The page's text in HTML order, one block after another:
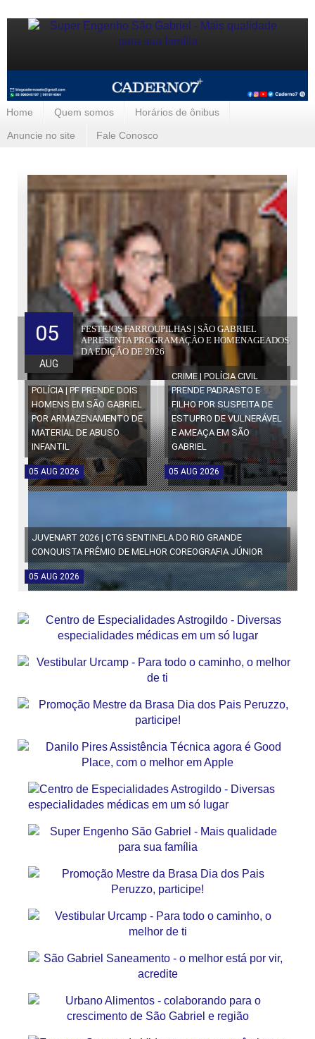
Home Quem somos Horários de ônibus
Anuncie no site Fale Conosco
FESTEJOS FARROUPILHAS | SÃO GABRIEL
APRESENTA PROGRAMAÇÃO E HOMENAGEADOS
DA EDIÇÃO DE 2026
05
AUG
POLÍCIA | PF PRENDE DOIS
HOMENS EM SÃO GABRIEL
POR ARMAZENAMENTO DE
MATERIAL DE ABUSO
INFANTIL
05 AUG 2026
CRIME | POLÍCIA CIVIL
PRENDE PADRASTO E
FILHO POR SUSPEITA DE
ESTUPRO DE VULNERÁVEL
E AMEAÇA EM SÃO
GABRIEL
05 AUG 2026
JUVENART 2026 | CTG SENTINELA DO RIO GRANDE
CONQUISTA PRÊMIO DE MELHOR COREOGRAFIA JÚNIOR
05 AUG 2026